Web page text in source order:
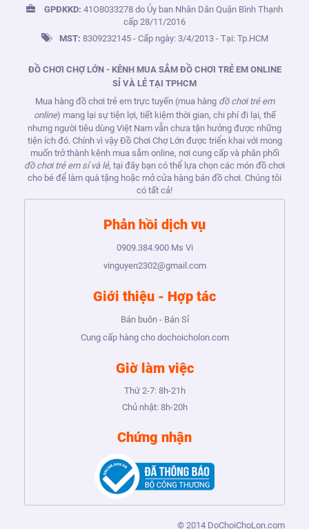
GPĐKKD: 41O8033278 do Ủy ban Nhân Dân Quận Bình Thạnh
cấp 28/11/2016
MST: 8309232145 - Cấp ngày: 3/4/2013 - Tại: Tp.HCM
ĐỒ CHƠI CHỢ LỚN - KÊNH MUA SẮM ĐỒ CHƠI TRẺ EM ONLINE
SỈ VÀ LẺ TẠI TPHCM
Mua hàng đồ chơi trẻ em trực tuyến (mua hàng đồ chơi trẻ em
online) mang lại sự tiện lợi, tiết kiệm thời gian, chi phí đi lại, thế
nhưng người tiêu dùng Việt Nam vẫn chưa tận hưởng được những
tiện ích đó. Chính vì vậy Đồ Chơi Chợ Lớn được triển khai với mong
muốn trở thành kênh mua sắm online, nơi cung cấp và phân phối
đồ chơi trẻ em sỉ và lẻ, tại đây bạn có thể lựa chọn các món đồ chơi
cho bé để làm quà tặng hoặc mở cửa hàng bán đồ chơi. Chúng tôi
có tất cả!
Phản hồi dịch vụ
0909.384.900Ms Vi
vinguyen2302@gmail.com
Giới thiệu - Hợp tác
Bán buôn - Bán Sỉ
Cung cấp hàng cho dochoicholon.com
Giờ làm việc
Thứ 2-7:8h-21h
Chủ nhật:8h-20h
Chứng nhận
© 2014 DoChoiChoLon.com